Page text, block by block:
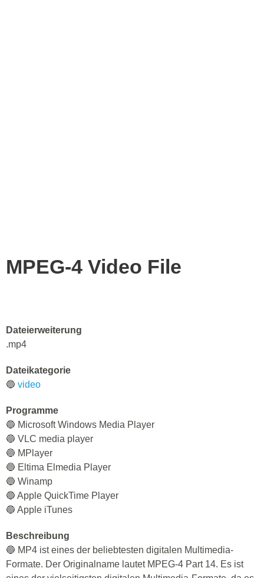
MPEG-4 Video File
Dateierweiterung
.mp4
Dateikategorie
🔵 video
Programme
🔵 Microsoft Windows Media Player
🔵 VLC media player
🔵 MPlayer
🔵 Eltima Elmedia Player
🔵 Winamp
🔵 Apple QuickTime Player
🔵 Apple iTunes
Beschreibung
🔵 MP4 ist eines der beliebtesten digitalen Multimedia-
Formate. Der Originalname lautet MPEG-4 Part 14. Es ist